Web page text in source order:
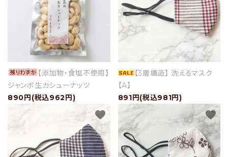
価格から探す
国から探す
私たちについて
店舗情報
ショップブログ
【添加物・食塩不使用】
ジャンボ生カシューナッツ
890円(税込962円)
【3層構造】 洗えるマスク
【A】
891円(税込981円)
favorite favorite